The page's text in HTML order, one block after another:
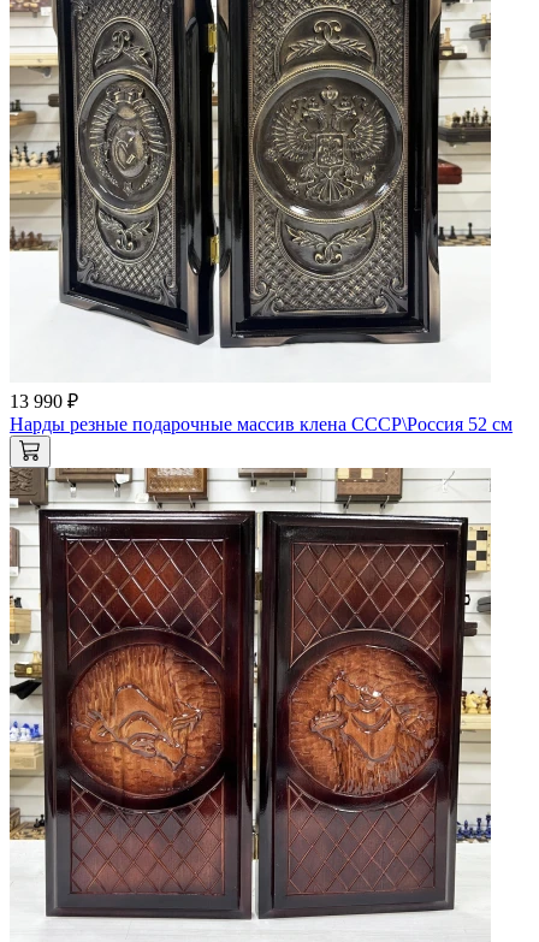
13 990 ₽
Нарды резные подарочные массив клена СССР\Россия 52 см